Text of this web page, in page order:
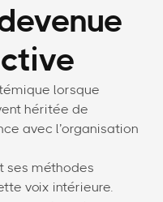
lorsque
héritée de
avec l’organisation
ses méthodes
voix intérieure.